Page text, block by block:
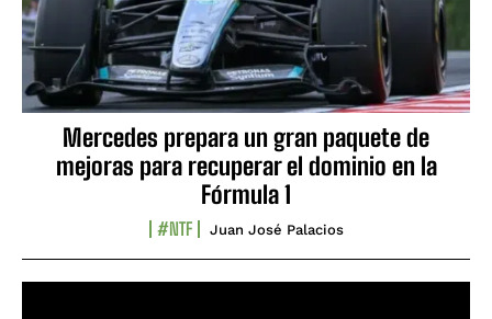
Mercedes prepara un gran paquete de
mejoras para recuperar el dominio en la
Fórmula 1
#NTF Juan José Palacios